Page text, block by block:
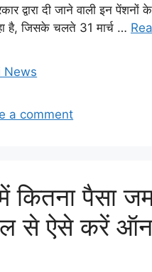
द्वारा दी जाने वाली इन पेंशनों
है, जिसके चलते 31 मार्च …
News
a comment
कितना पैसा
से ऐसे करें